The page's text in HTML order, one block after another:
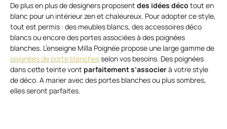
De plus en plus de designers proposent des idées déco tout en
blanc pour un intérieur zen et chaleureux. Pour adopter ce style,
tout est permis : des meubles blancs, des accessoires déco
blancs ou encore des portes associées à des poignées
blanches. L’enseigne Milla Poignée propose une large gamme de
poignées de porte blanchesselon vos besoins. Des poignées
dans cette teinte vont parfaitement s’associerà votre style
de déco. A marier avec des portes blanches ou plus sombres,
elles seront parfaites.